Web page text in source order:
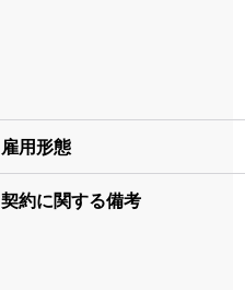
雇用形態
契約に関する備考